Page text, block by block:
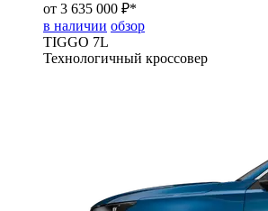
от 3 635 000 ₽*
в наличии обзор
TIGGO 7L
Технологичный кроссовер